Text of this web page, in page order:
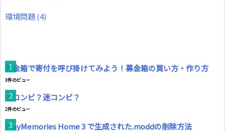
環境問題(4)
募金箱で寄付を呼び掛けてみよう！募金箱の買い方・作り方
3件のビュー
名コンビ？迷コンビ？
2件のビュー
PlayMemories Home 3 で生成された.moddの削除方法